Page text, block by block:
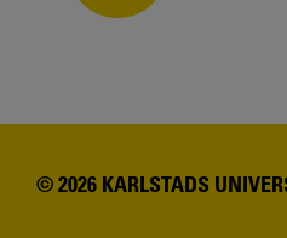
© 2026 KARLSTADS